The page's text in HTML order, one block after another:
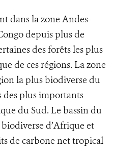
dans la zone Andes-
depuis plus de
des forêts les plus
de ces régions. La zone
la plus biodiverse du
plus importants
du Sud. Le bassin du
d’Afrique et
de carbone net tropical